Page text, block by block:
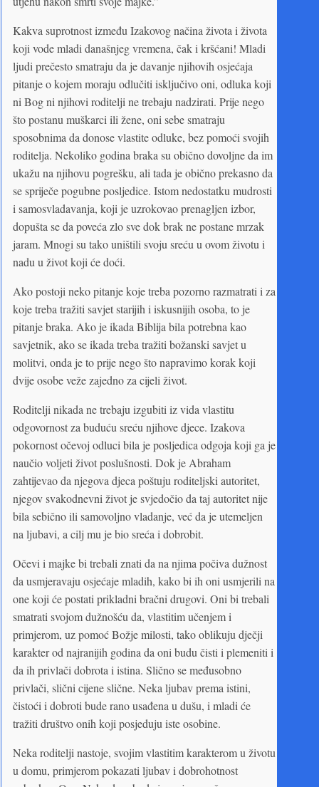
Kakva suprotnost između Izakovog načina života i života
koji vode mladi današnjeg vremena, čak i kršćani! Mladi
ljudi prečesto smatraju da je davanje njihovih osjećaja
pitanje o kojem moraju odlučiti isključivo oni, odluka koji
ni Bog ni njihovi roditelji ne trebaju nadzirati. Prije nego
što postanu muškarci ili žene, oni sebe smatraju
sposobnima da donose vlastite odluke, bez pomoći svojih
roditelja. Nekoliko godina braka su obično dovoljne da im
ukažu na njihovu pogrešku, ali tada je obično prekasno da
se spriječe pogubne posljedice. Istom nedostatku mudrosti
i samosvladavanja, koji je uzrokovao prenagljen izbor,
dopušta se da poveća zlo sve dok brak ne postane mrzak
jaram. Mnogi su tako uništili svoju sreću u ovom životu i
nadu u život koji će doći.
Ako postoji neko pitanje koje treba pozorno razmatrati i za
koje treba tražiti savjet starijih i iskusnijih osoba, to je
pitanje braka. Ako je ikada Biblija bila potrebna kao
savjetnik, ako se ikada treba tražiti božanski savjet u
molitvi, onda je to prije nego što napravimo korak koji
dvije osobe veže zajedno za cijeli život.
Roditelji nikada ne trebaju izgubiti iz vida vlastitu
odgovornost za buduću sreću njihove djece. Izakova
pokornost očevoj odluci bila je posljedica odgoja koji ga je
naučio voljeti život poslušnosti. Dok je Abraham
zahtijevao da njegova djeca poštuju roditeljski autoritet,
njegov svakodnevni život je svjedočio da taj autoritet nije
bila sebično ili samovoljno vladanje, već da je utemeljen
na ljubavi, a cilj mu je bio sreća i dobrobit.
Očevi i majke bi trebali znati da na njima počiva dužnost
da usmjeravaju osjećaje mladih, kako bi ih oni usmjerili na
one koji će postati prikladni bračni drugovi. Oni bi trebali
smatrati svojom dužnošću da, vlastitim učenjem i
primjerom, uz pomoć Božje milosti, tako oblikuju dječji
karakter od najranijih godina da oni budu čisti i plemeniti i
da ih privlači dobrota i istina. Slično se međusobno
privlači, slični cijene slične. Neka ljubav prema istini,
čistoći i dobroti bude rano usađena u dušu, i mladi će
tražiti društvo onih koji posjeduju iste osobine.
Neka roditelji nastoje, svojim vlastitim karakterom u životu
u domu, primjerom pokazati ljubav i dobrohotnost